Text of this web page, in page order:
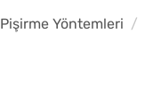
Pişirme Yöntemleri